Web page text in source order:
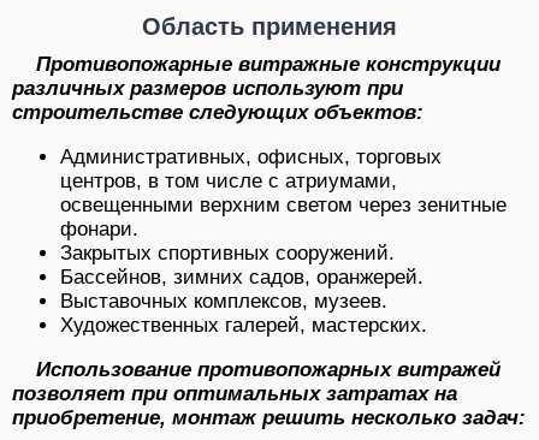
Область применения
Противопожарные витражные конструкции
различных размеров используют при
строительстве следующих объектов:
Административных, офисных, торговых
центров, в том числе с атриумами,
освещенными верхним светом через зенитные
фонари.
Закрытых спортивных сооружений.
Бассейнов, зимних садов, оранжерей.
Выставочных комплексов, музеев.
Художественных галерей, мастерских.
Использование противопожарных витражей
позволяет при оптимальных затратах на
приобретение, монтаж решить несколько задач: